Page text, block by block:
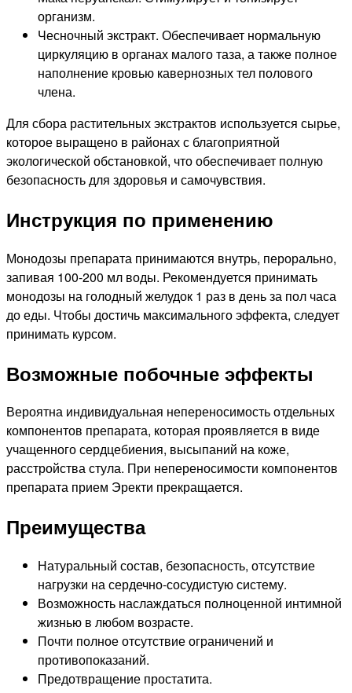
организм.
Чесночный экстракт. Обеспечивает нормальную
циркуляцию в органах малого таза, а также полное
наполнение кровью кавернозных тел полового
члена.
Для сбора растительных экстрактов используется сырье,
которое выращено в районах с благоприятной
экологической обстановкой, что обеспечивает полную
безопасность для здоровья и самочувствия.
Инструкция по применению
Монодозы препарата принимаются внутрь, перорально,
запивая 100-200 мл воды. Рекомендуется принимать
монодозы на голодный желудок 1 раз в день за пол часа
до еды. Чтобы достичь максимального эффекта, следует
принимать курсом.
Возможные побочные эффекты
Вероятна индивидуальная непереносимость отдельных
компонентов препарата, которая проявляется в виде
учащенного сердцебиения, высыпаний на коже,
расстройства стула. При непереносимости компонентов
препарата прием Эректи прекращается.
Преимущества
Натуральный состав, безопасность, отсутствие
нагрузки на сердечно-сосудистую систему.
Возможность наслаждаться полноценной интимной
жизнью в любом возрасте.
Почти полное отсутствие ограничений и
противопоказаний.
Предотвращение простатита.